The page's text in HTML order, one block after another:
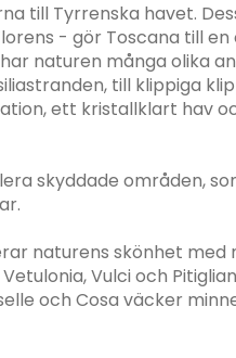
till Tyrrenska havet.
- gör Toscana till en
naturen många olika
till klippiga
ett kristallklart hav
skyddade områden,
naturens skönhet med
Vulci och
och Cosa väcker